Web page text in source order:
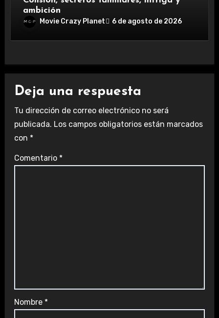
ambición
Movie Crazy Planet 6 de agosto de 2026
Deja una respuesta
Tu dirección de correo electrónico no será
publicada. Los campos obligatorios están marcados
con *
Comentario *
Nombre *